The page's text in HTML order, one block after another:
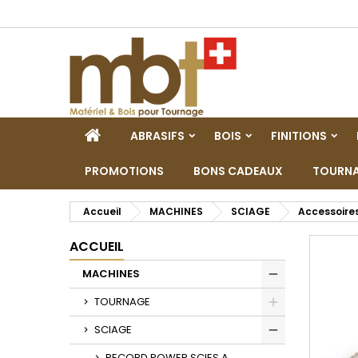
ACCUEILABRASIFS BOIS FINITIONS
PROMOTIONS BONS CADEAUX
Accueil MACHINES SCIAGE
ACCUEIL
MACHINES
TOURNAGE
SCIAGE